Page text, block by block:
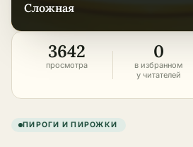
сложная
3642
просмотра
0
в избранном
у читателей
ПИРОГИ И ПИРОЖКИ